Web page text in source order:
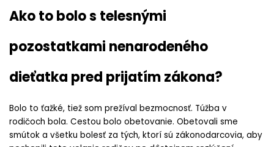
Ako to bolo s telesnými
pozostatkami nenarodeného
dieťatka pred prijatím zákona?
Bolo to ťažké, tiež som prežíval bezmocnosť. Túžba v
rodičoch bola. Cestou bolo obetovanie. Obetovali sme
smútok a všetku bolesť za tých, ktorí sú zákonodarcovia, aby